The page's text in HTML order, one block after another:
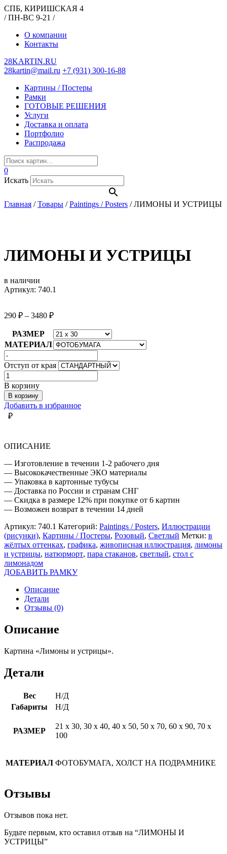
СПБ, КИРИШСКАЯ 4
/ ПН-ВС 9-21 /
О компании
Контакты
28KARTIN.RU
28kartin@mail.ru +7 (931) 300-16-88
Картины / Постеры
Рамки
ГОТОВЫЕ РЕШЕНИЯ
Услуги
Доставка и оплата
Портфолио
Распродажа
0
Искать
Главная /Товары /Paintings / Posters /ЛИМОНЫ И УСТРИЦЫ
ЛИМОНЫ И УСТРИЦЫ
в наличии
Артикул: 740.1
290 ₽ – 3480 ₽
РАЗМЕР
МАТЕРИАЛ
Отступ от края
Количество
товара
ЛИМОНЫ
И
УСТРИЦЫ
В корзину
В корзину
Добавить в избранное
₽
ОПИСАНИЕ
— Изготовление в течении 1-2 рабочего дня
— Высококачественные ЭКО материалы
— Упаковка в картонные тубусы
— Доставка по России и странам СНГ
— Скидка в размере 12% при покупке от 6 картин
— Возможен возврат в течении 14 дней
Артикул: 740.1 Категорий: Paintings / Posters, Иллюстрации
(рисунки), Картины / Постеры, Розовый, Светлый Метки: в
жёлтых оттенках, графика, живописная иллюстрация, лимоны
и устрицы, натюрморт, пара стаканов, светлый, стол с
лимонадом
ДОБАВИТЬ РАМКУ
Описание
Детали
Отзывы (0)
Описание
Картина «Лимоны и устрицы».
Детали
Вес
Н/Д
Габариты
Н/Д
РАЗМЕР
21 х 30, 30 х 40, 40 х 50, 50 х 70, 60 х 90, 70 х
100
МАТЕРИАЛ ФОТОБУМАГА, ХОЛСТ НА ПОДРАМНИКЕ
Отзывы
Отзывов пока нет.
Будьте первым, кто оставил отзыв на “ЛИМОНЫ И
УСТРИЦЫ”